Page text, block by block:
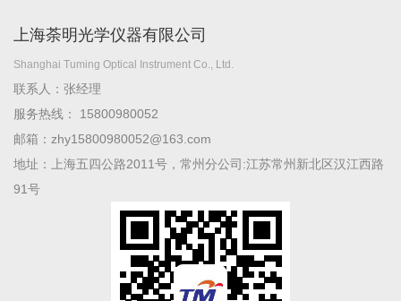
上海荼明光学仪器有限公司
Shanghai Tuming Optical Instrument Co., Ltd.
联系人：张经理
服务热线： 15800980052
邮箱：zhy15800980052@163.com
地址：上海五四公路2011号，常州分公司:江苏常州新北区汉江西路
91号